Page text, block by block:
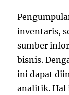
inventaris,
sumber
bisnis.
ini dapat
analitik. Hal